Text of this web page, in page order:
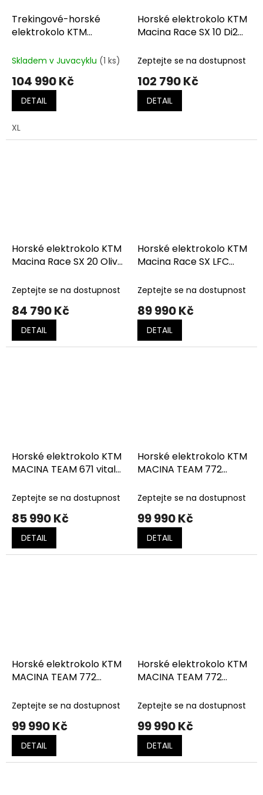
Trekingové-horské
elektrokolo KTM
machine grey
Skladem v Juvacyklu (1 ks)
104 990 Kč
DETAIL
XL
Horské elektrokolo KTM
Macina Race SX 10 Di2
Zeptejte se na dostupnost
102 790 Kč
DETAIL
Horské elektrokolo KTM
Macina Race SX 20 Olive
Zeptejte se na dostupnost
84 790 Kč
DETAIL
Horské elektrokolo KTM
Macina Race SX LFC
Zeptejte se na dostupnost
89 990 Kč
DETAIL
Horské elektrokolo KTM
MACINA TEAM 671 vital
Zeptejte se na dostupnost
85 990 Kč
DETAIL
Horské elektrokolo KTM
MACINA TEAM 772
Zeptejte se na dostupnost
99 990 Kč
DETAIL
Horské elektrokolo KTM
MACINA TEAM 772
(silver+black)
Zeptejte se na dostupnost
99 990 Kč
DETAIL
Horské elektrokolo KTM
MACINA TEAM 772
(silver+black)
Zeptejte se na dostupnost
99 990 Kč
DETAIL